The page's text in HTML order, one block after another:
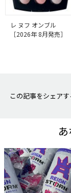
レ ヌフ オンブル
［2026年 8月発売］
この記事をシェアす